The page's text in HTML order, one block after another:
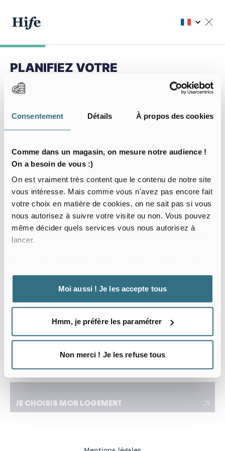
Consentement Détails À propos des cookies
Comme dans un magasin, on mesure notre audience !
On a besoin de vous :)
On est vraiment très content que le contenu de notre site
vous intéresse. Mais comme vous n'avez pas encore fait
votre choix en matière de cookies, on ne sait pas si vous
nous autorisez à suivre votre visite ou non. Vous pouvez
même décider quels services vous nous autorisez à
lancer.
au bon fonctionnement du site web.
Moi aussi ! Je les accepte tous
Hmm, je préfère les paramétrer
Non merci ! Je les refuse tous
PLANIFIEZ VOTRE
PROCHAIN SÉJOUR
Choisissez votre résidence
Mon séjour
Date d’arrivée
J’arrive le
Date de départ
Je pars le
J’ai besoin d’un séjour flexible adapté à mes
déplacements
Nombre de locataires
J’ai une demande spécifique
JE CHOISIS MON LOGEMENT